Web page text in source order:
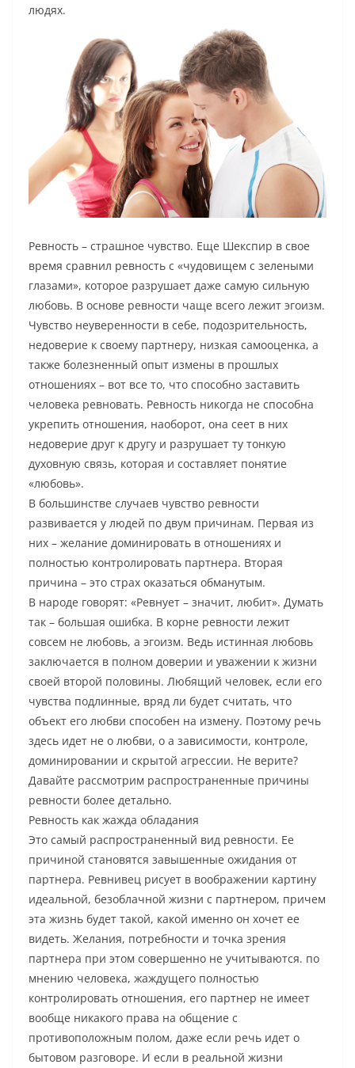
людях.
Ревность – страшное чувство. Еще Шекспир в свое
время сравнил ревность с «чудовищем с зелеными
глазами», которое разрушает даже самую сильную
любовь. В основе ревности чаще всего лежит эгоизм.
Чувство неуверенности в себе, подозрительность,
недоверие к своему партнеру, низкая самооценка, а
также болезненный опыт измены в прошлых
отношениях – вот все то, что способно заставить
человека ревновать. Ревность никогда не способна
укрепить отношения, наоборот, она сеет в них
недоверие друг к другу и разрушает ту тонкую
духовную связь, которая и составляет понятие
«любовь».
В большинстве случаев чувство ревности
развивается у людей по двум причинам. Первая из
них – желание доминировать в отношениях и
полностью контролировать партнера. Вторая
причина – это страх оказаться обманутым.
В народе говорят: «Ревнует – значит, любит». Думать
так – большая ошибка. В корне ревности лежит
совсем не любовь, а эгоизм. Ведь истинная любовь
заключается в полном доверии и уважении к жизни
своей второй половины. Любящий человек, если его
чувства подлинные, вряд ли будет считать, что
объект его любви способен на измену. Поэтому речь
здесь идет не о любви, о а зависимости, контроле,
доминировании и скрытой агрессии. Не верите?
Давайте рассмотрим распространенные причины
ревности более детально.
Ревность как жажда обладания
Это самый распространенный вид ревности. Ее
причиной становятся завышенные ожидания от
партнера. Ревнивец рисует в воображении картину
идеальной, безоблачной жизни с партнером, причем
эта жизнь будет такой, какой именно он хочет ее
видеть. Желания, потребности и точка зрения
партнера при этом совершенно не учитываются. по
мнению человека, жаждущего полностью
контролировать отношения, его партнер не имеет
вообще никакого права на общение с
противоположным полом, даже если речь идет о
бытовом разговоре. И если в реальной жизни